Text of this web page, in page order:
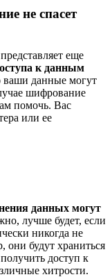
не спасет
еще
к данным
ваши данные могут
шифрование
помочь. Вас
или ее
данных могут
лучше будет, если
никогда не
они будут храниться
доступ к
хитрости.